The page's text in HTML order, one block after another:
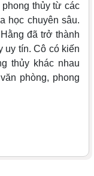
thủy từ các
học chuyên sâu.
đã trở thành
uy tín. Cô có kiến
thủy khác nhau
phòng, phong